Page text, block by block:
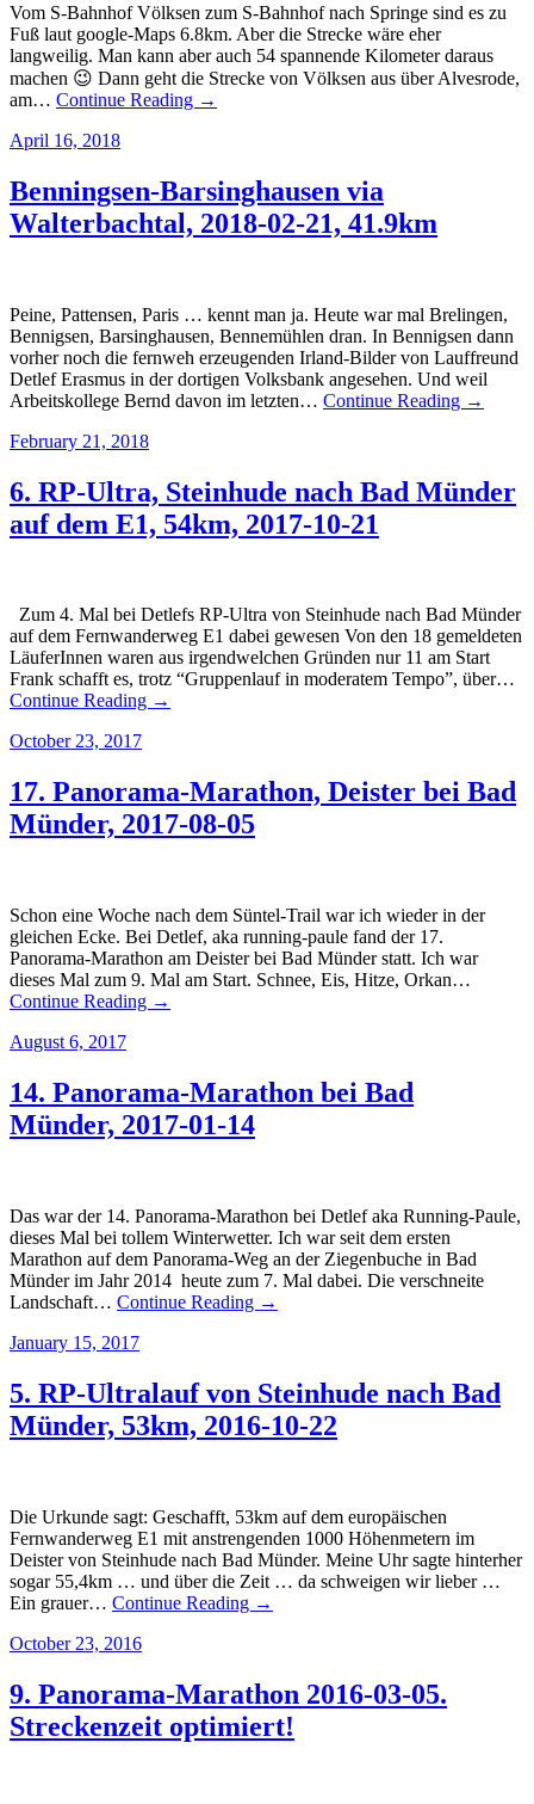
Vom S-Bahnhof Völksen zum S-Bahnhof nach Springe sind es zu
Fuß laut google-Maps 6.8km. Aber die Strecke wäre eher
langweilig. Man kann aber auch 54 spannende Kilometer daraus
machen 😉 Dann geht die Strecke von Völksen aus über Alvesrode,
am… Continue Reading →
April 16, 2018
Benningsen-Barsinghausen via
Walterbachtal, 2018-02-21, 41.9km
Peine, Pattensen, Paris … kennt man ja. Heute war mal Brelingen,
Bennigsen, Barsinghausen, Bennemühlen dran. In Bennigsen dann
vorher noch die fernweh erzeugenden Irland-Bilder von Lauffreund
Detlef Erasmus in der dortigen Volksbank angesehen. Und weil
Arbeitskollege Bernd davon im letzten… Continue Reading →
February 21, 2018
6. RP-Ultra, Steinhude nach Bad Münder
auf dem E1, 54km, 2017-10-21
Zum 4. Mal bei Detlefs RP-Ultra von Steinhude nach Bad Münder
auf dem Fernwanderweg E1 dabei gewesen Von den 18 gemeldeten
LäuferInnen waren aus irgendwelchen Gründen nur 11 am Start
Frank schafft es, trotz “Gruppenlauf in moderatem Tempo”, über…
Continue Reading →
October 23, 2017
17. Panorama-Marathon, Deister bei Bad
Münder, 2017-08-05
Schon eine Woche nach dem Süntel-Trail war ich wieder in der
gleichen Ecke. Bei Detlef, aka running-paule fand der 17.
Panorama-Marathon am Deister bei Bad Münder statt. Ich war
dieses Mal zum 9. Mal am Start. Schnee, Eis, Hitze, Orkan…
Continue Reading →
August 6, 2017
14. Panorama-Marathon bei Bad
Münder, 2017-01-14
Das war der 14. Panorama-Marathon bei Detlef aka Running-Paule,
dieses Mal bei tollem Winterwetter. Ich war seit dem ersten
Marathon auf dem Panorama-Weg an der Ziegenbuche in Bad
Münder im Jahr 2014 heute zum 7. Mal dabei. Die verschneite
Landschaft… Continue Reading →
January 15, 2017
5. RP-Ultralauf von Steinhude nach Bad
Münder, 53km, 2016-10-22
Die Urkunde sagt: Geschafft, 53km auf dem europäischen
Fernwanderweg E1 mit anstrengenden 1000 Höhenmetern im
Deister von Steinhude nach Bad Münder. Meine Uhr sagte hinterher
sogar 55,4km … und über die Zeit … da schweigen wir lieber …
Ein grauer… Continue Reading →
October 23, 2016
9. Panorama-Marathon 2016-03-05.
Streckenzeit optimiert!